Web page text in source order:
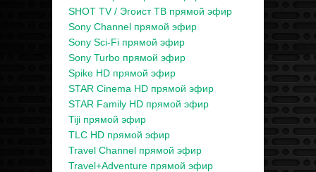
SHOT TV / Эгоист ТВ прямой эфир
Sony Channel прямой эфир
Sony Sci-Fi прямой эфир
Sony Turbo прямой эфир
Spike HD прямой эфир
STAR Cinema HD прямой эфир
STAR Family HD прямой эфир
Tiji прямой эфир
TLC HD прямой эфир
Travel Channel прямой эфир
Travel+Adventure прямой эфир